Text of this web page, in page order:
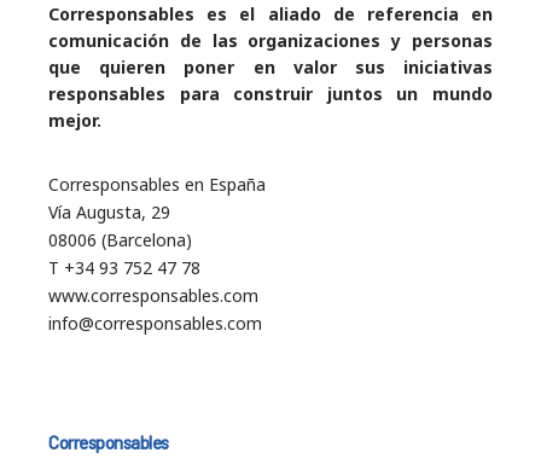
Corresponsables es el aliado de referencia en
comunicación de las organizaciones y personas
que quieren poner en valor sus iniciativas
responsables para construir juntos un mundo
mejor.
Corresponsables en España
Vía Augusta, 29
08006 (Barcelona)
T +34 93 752 47 78
www.corresponsables.com
info@corresponsables.com
Corresponsables